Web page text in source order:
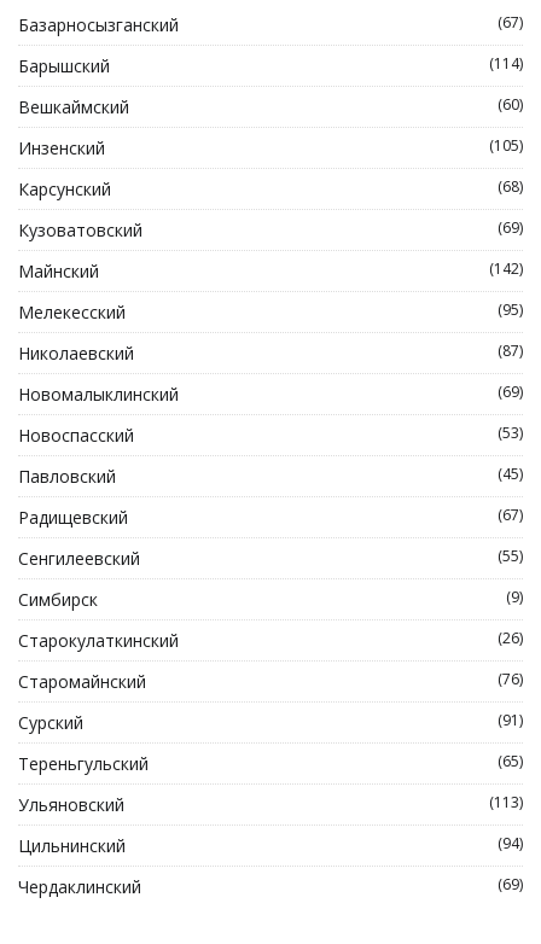
Базарносызганский (67)
Барышский (114)
Вешкаймский (60)
Инзенский (105)
Карсунский (68)
Кузоватовский (69)
Майнский (142)
Мелекесский (95)
Николаевский (87)
Новомалыклинский (69)
Новоспасский (53)
Павловский (45)
Радищевский (67)
Сенгилеевский (55)
Симбирск (9)
Старокулаткинский (26)
Старомайнский (76)
Сурский (91)
Тереньгульский (65)
Ульяновский (113)
Цильнинский (94)
Чердаклинский (69)